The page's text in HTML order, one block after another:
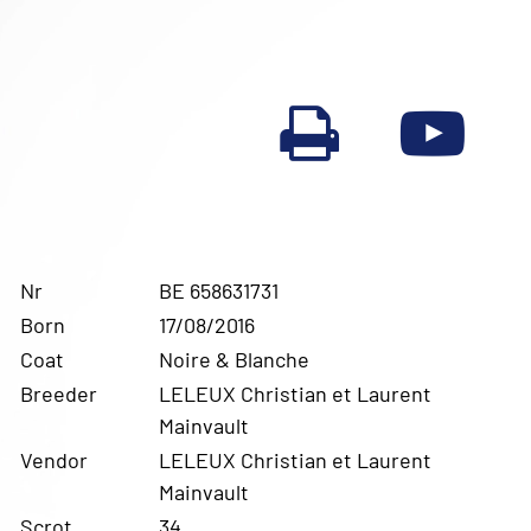
Nr
BE 658631731
Born
17/08/2016
Coat
Noire & Blanche
Breeder
LELEUX Christian et Laurent
Mainvault
Vendor
LELEUX Christian et Laurent
Mainvault